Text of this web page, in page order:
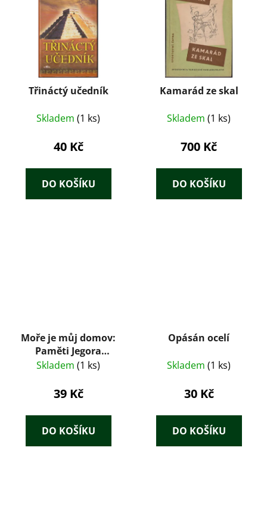
Třináctý učedník
Skladem (1 ks)
40 Kč
DO KOŠÍKU
Kamarád ze skal
Skladem (1 ks)
700 Kč
DO KOŠÍKU
Moře je můj domov:
Paměti Jegora
Kasatkina – Igor
Skladem (1 ks)
39 Kč
DO KOŠÍKU
Opásán ocelí
Skladem (1 ks)
30 Kč
DO KOŠÍKU